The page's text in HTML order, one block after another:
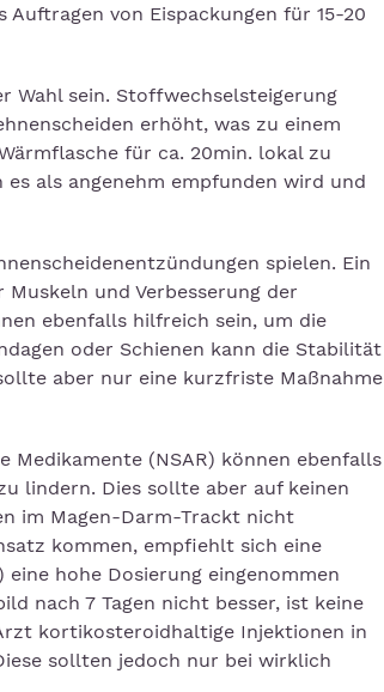
von Eispackungen für 15-20
Wahl sein. Stoffwechselsteigerung
erhöht, was zu einem
für ca. 20min. lokal zu
als angenehm empfunden wird und
spielen. Ein
und Verbesserung der
ebenfalls hilfreich sein, um die
oder Schienen kann die Stabilität
aber nur eine kurzfriste Maßnahme
(NSAR) können ebenfalls
lindern. Dies sollte aber auf keinen
im Magen-Darm-Trackt nicht
kommen, empfiehlt sich eine
hohe Dosierung eingenommen
nach 7 Tagen nicht besser, ist keine
kortikosteroidhaltige Injektionen in
sollten jedoch nur bei wirklich